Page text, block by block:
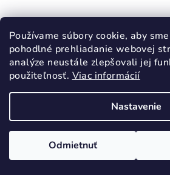
Používame súbory cookie, aby
pohodlné prehliadanie webovej
analýze neustále zlepšovali jej
použiteľnosť. Viac informácií
Nastavenie
Odmietnuť
Detail
Podobné